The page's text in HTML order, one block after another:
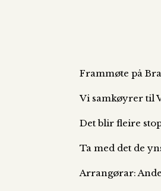
Frammøte på
Vi samkøyrer til
Det blir fleire
Ta med det de
Arrangørar: